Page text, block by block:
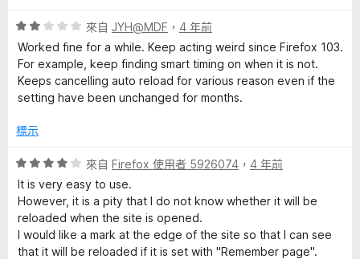
r
e
h
的
評
分
，
滿
分
5
評
價
2
分
，
分
分
來自 JYH@MDF ， 4 年前
Worked fine for a while. Keep acting weird since Firefox 103.
For example, keep finding smart timing on when it is not.
Keeps cancelling auto reload for various reason even if the
setting have been unchanged for months.
標示
評
價
4
分
，
滿
來自 Firefox 使用者 5926074 ， 4 年前
It is very easy to use.
However, it is a pity that I do not know whether it will be
reloaded when the site is opened.
I would like a mark at the edge of the site so that I can see
that it will be reloaded if it is set with "Remember page".